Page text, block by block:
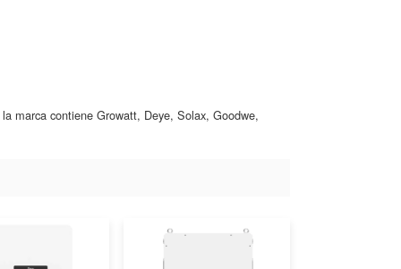
marca contiene Growatt, Deye, Solax, Goodwe,